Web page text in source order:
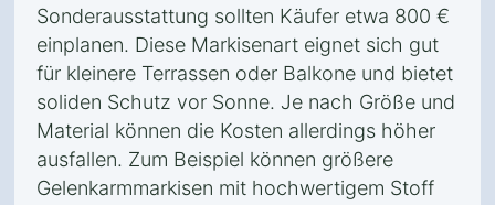
Sonderausstattung sollten Käufer etwa 800 €
einplanen. Diese Markisenart eignet sich gut
für kleinere Terrassen oder Balkone und bietet
soliden Schutz vor Sonne. Je nach Größe und
Material können die Kosten allerdings höher
ausfallen. Zum Beispiel können größere
Gelenkarmmarkisen mit hochwertigem Stoff